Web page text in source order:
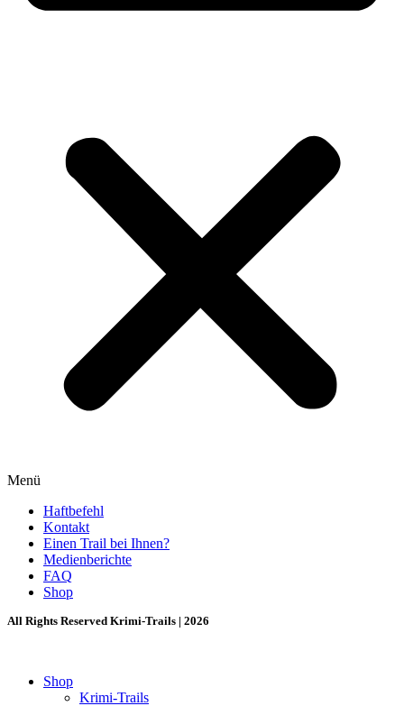
Menü
Haftbefehl
Kontakt
Einen Trail bei Ihnen?
Medienberichte
FAQ
Shop
All Rights Reserved Krimi-Trails | 2026
Shop
Krimi-Trails